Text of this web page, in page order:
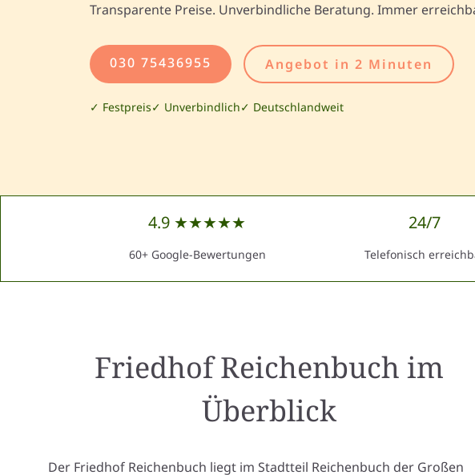
Transparente Preise. Unverbindliche Beratung. Immer
030 75436955 Angebot in 2 Minuten
✓ Festpreis✓ Unverbindlich✓ Deutschlandweit
4.9 ★★★★★
60+ Google-Bewertungen
24/7
Telefonisch
Friedhof Reichenbuch im
Überblick
Der Friedhof Reichenbuch liegt im Stadtteil Reichenbuch der Großen